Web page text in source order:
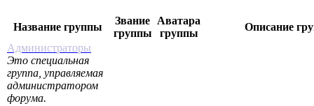
Название группы
Звание
группы
Аватара
группы
Описание
Администраторы
Это специальная
группа, управляемая
администратором
форума.